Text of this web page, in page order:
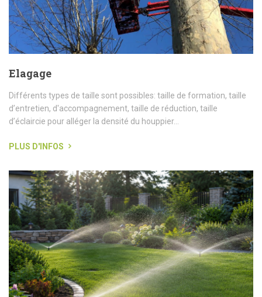
Elagage
Différents types de taille sont possibles: taille de formation, taille
d’entretien, d'accompagnement, taille de réduction, taille
d’éclaircie pour alléger la densité du houppier...
PLUS D'INFOS